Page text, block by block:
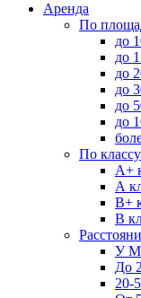
Аренда
По
до
до
до
до
до
до
По классу
А+
А
B+
В
У
До
20-